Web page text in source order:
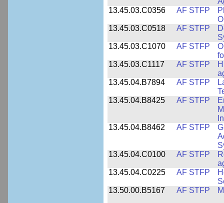
13.45.03.C0356
AF STFP
13.45.03.C0518
AF STFP
13.45.03.C1070
AF STFP
13.45.03.C1117
AF STFP
13.45.04.B7894
AF STFP
13.45.04.B8425
AF STFP
13.45.04.B8462
AF STFP
13.45.04.C0100
AF STFP
13.45.04.C0225
AF STFP
13.50.00.B5167
AF STFP